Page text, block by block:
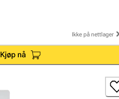
Ikke på nettlager
Kjøp nå